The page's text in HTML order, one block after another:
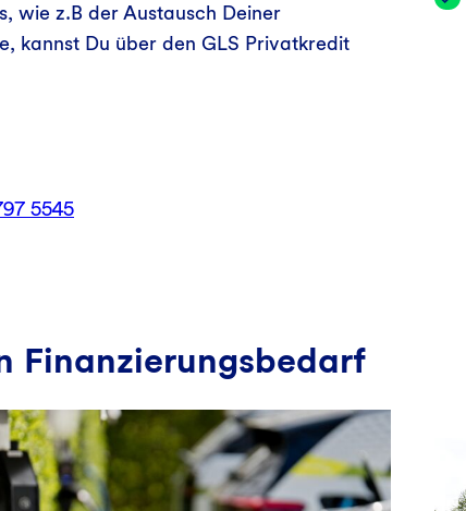
wie z.B der Austausch Deiner
kannst Du über den GLS Privatkredit
5545
Finanzierungsbedarf